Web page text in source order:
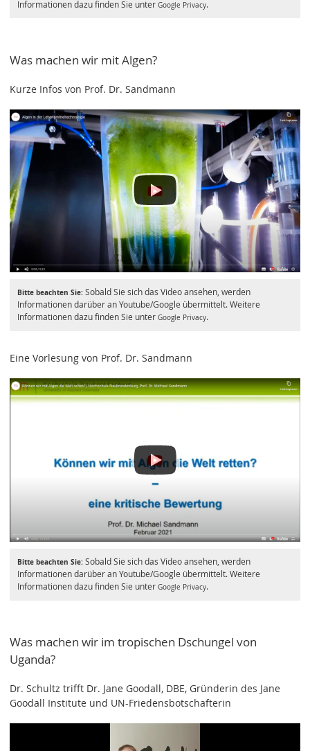
Informationen dazu finden Sie unter Google Privacy.
Was machen wir mit Algen?
Kurze Infos von Prof. Dr. Sandmann
Bitte beachten Sie:Sobald Sie sich das Video ansehen, werden
Informationen darüber an Youtube/Google übermittelt. Weitere
Informationen dazu finden Sie unter Google Privacy.
Eine Vorlesung von Prof. Dr. Sandmann
Bitte beachten Sie:Sobald Sie sich das Video ansehen, werden
Informationen darüber an Youtube/Google übermittelt. Weitere
Informationen dazu finden Sie unter Google Privacy.
Was machen wir im tropischen Dschungel von
Uganda?
Dr. Schultz trifft Dr. Jane Goodall, DBE, Gründerin des Jane
Goodall Institute und UN-Friedensbotschafterin